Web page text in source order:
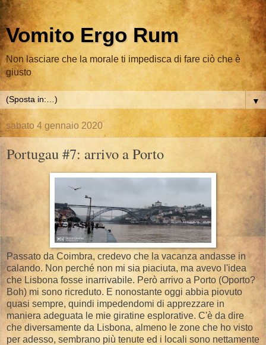
Vomito Ergo Rum
Non lasciare che la morale ti impedisca di fare ciò che è
giusto
▼
sabato 4 gennaio 2020
Portugau #7: arrivo a Porto
Passato da Coimbra, credevo che la vacanza andasse in
calando. Non perché non mi sia piaciuta, ma avevo l'idea
che Lisbona fosse inarrivabile. Però arrivo a Porto (Oporto?
Boh) mi sono ricreduto. E nonostante oggi abbia piovuto
quasi sempre, quindi impedendomi di apprezzare in
maniera adeguata le mie giratine esplorative. C'è da dire
che diversamente da Lisbona, almeno le zone che ho visto
per adesso, sembrano più tenute ed i locali sono nettamente